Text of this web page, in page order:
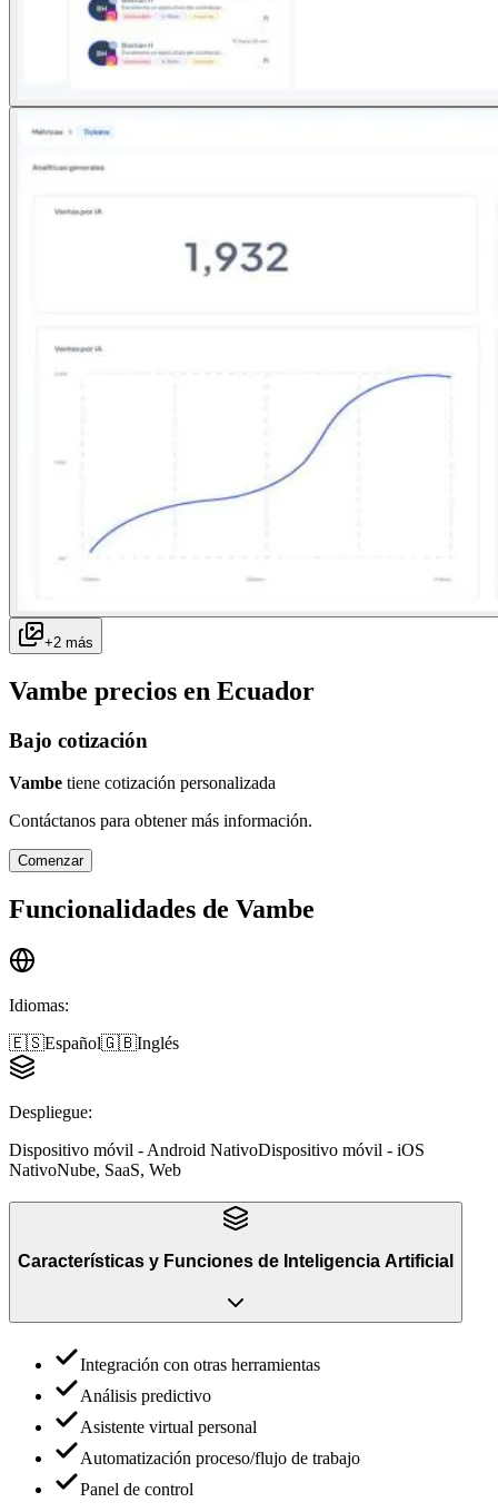
+2 más
Vambe precios en Ecuador
Bajo cotización
Vambe tiene cotización personalizada
Contáctanos para obtener más información.
Comenzar
Funcionalidades de Vambe
Idiomas:
🇪🇸Español🇬🇧Inglés
Despliegue:
Dispositivo móvil - Android NativoDispositivo móvil - iOS
NativoNube, SaaS, Web
Características y Funciones de Inteligencia Artificial
Integración con otras herramientas
Análisis predictivo
Asistente virtual personal
Automatización proceso/flujo de trabajo
Panel de control